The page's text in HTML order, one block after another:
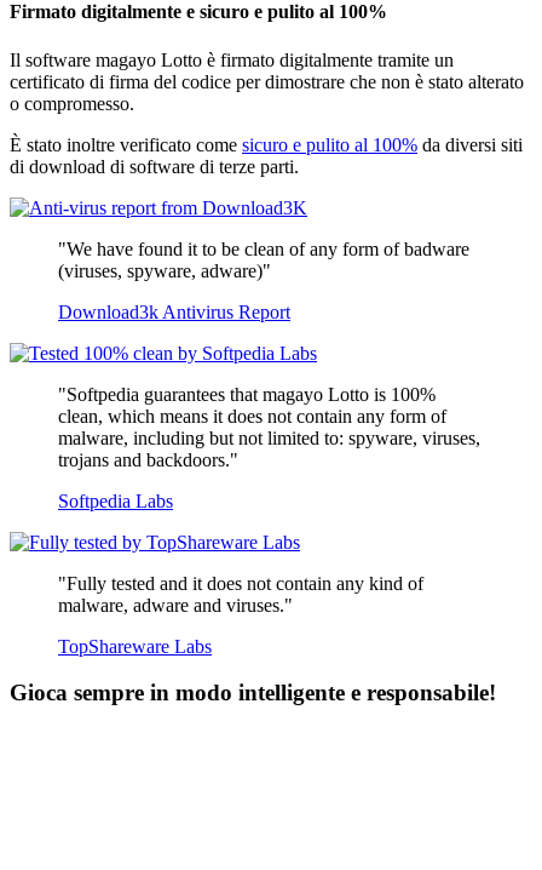
Firmato digitalmente e sicuro e pulito al 100%
Il software magayo Lotto è firmato digitalmente tramite un
certificato di firma del codice per dimostrare che non è stato alterato
o compromesso.
È stato inoltre verificato come sicuro e pulito al 100% da diversi siti
di download di software di terze parti.
"We have found it to be clean of any form of badware
(viruses, spyware, adware)"
Download3k Antivirus Report
"Softpedia guarantees that magayo Lotto is 100%
clean, which means it does not contain any form of
malware, including but not limited to: spyware, viruses,
trojans and backdoors."
Softpedia Labs
"Fully tested and it does not contain any kind of
malware, adware and viruses."
TopShareware Labs
Gioca sempre in modo intelligente e responsabile!